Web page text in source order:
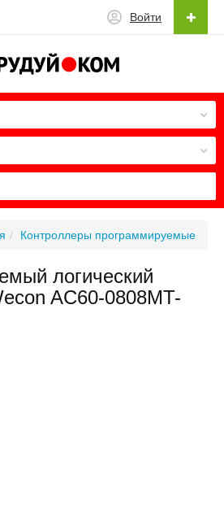
Войти
Контроллеры программируемые
логический
AC60-0808MT-